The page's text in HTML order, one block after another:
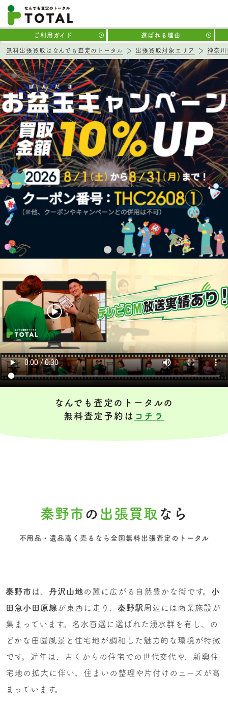
ご利用ガイド 選ばれる理由
無料出張買取はなんでも査定のトータル 出張買取対象エリア 神奈川
なんでも査定のトータルの
無料査定予約は コチラ
秦野市 の 出張買取 なら
不用品・遺品高く売るなら全国無料出張査定のトータル
秦野市 は、 丹沢山地の麓に広がる自然豊かな街です。 小
田急小田原線 が東西に走り、 秦野駅 周辺には商業施設が
集まっています。名水百選に選ばれた湧水群を有し、の
どかな田園風景と住宅地が調和した魅力的な環境が特徴
です。近年は、古くからの住宅での世代交代や、新興住
宅地の拡大に伴い、住まいの整理や片付けのニーズが高
まっています。